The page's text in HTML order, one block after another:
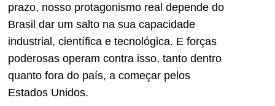
prazo, nosso protagonismo real depende do
Brasil dar um salto na sua capacidade
industrial, científica e tecnológica. E forças
poderosas operam contra isso, tanto dentro
quanto fora do país, a começar pelos
Estados Unidos.